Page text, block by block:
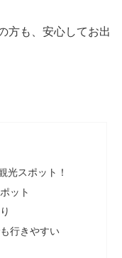
方も、安心してお出
光スポット！
ット
行きやすい